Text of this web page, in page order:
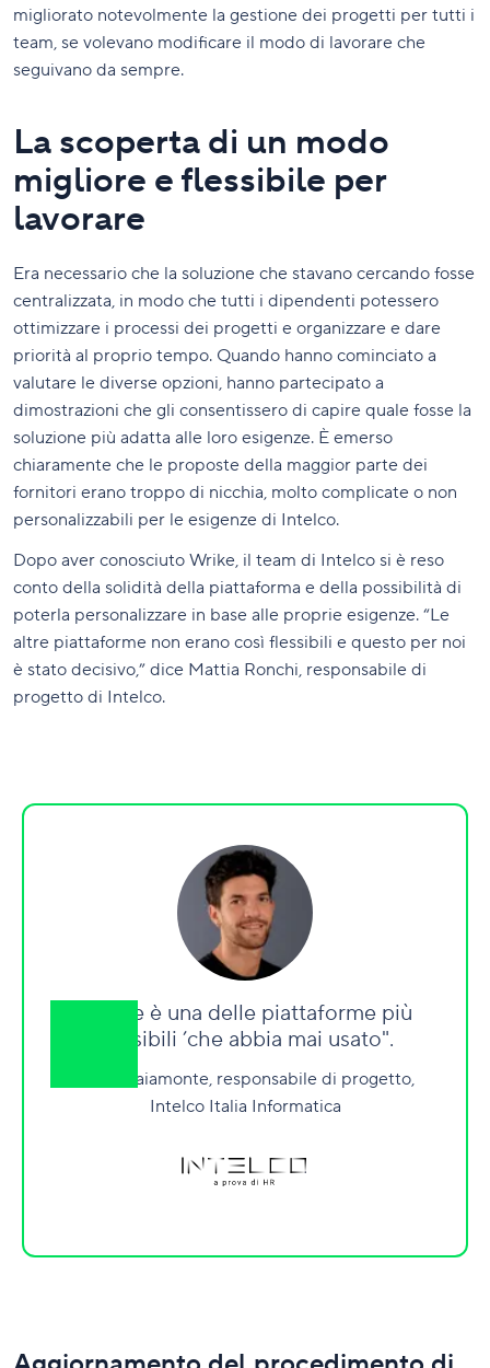
migliorato notevolmente la gestione dei progetti per tutti i
team, se volevano modificare il modo di lavorare che
seguivano da sempre.
La scoperta di un modo
migliore e flessibile per
lavorare
Era necessario che la soluzione che stavano cercando fosse
centralizzata, in modo che tutti i dipendenti potessero
ottimizzare i processi dei progetti e organizzare e dare
priorità al proprio tempo. Quando hanno cominciato a
valutare le diverse opzioni, hanno partecipato a
dimostrazioni che gli consentissero di capire quale fosse la
soluzione più adatta alle loro esigenze. È emerso
chiaramente che le proposte della maggior parte dei
fornitori erano troppo di nicchia, molto complicate o non
personalizzabili per le esigenze di Intelco.
Dopo aver conosciuto Wrike, il team di Intelco si è reso
conto della solidità della piattaforma e della possibilità di
poterla personalizzare in base alle proprie esigenze. “Le
altre piattaforme non erano così flessibili e questo per noi
è stato decisivo,” dice Mattia Ronchi, responsabile di
progetto di Intelco.
"Wrike è una delle piattaforme più
flessibili ’che abbia mai usato".
Paolo Baiamonte, responsabile di progetto,
Intelco Italia Informatica